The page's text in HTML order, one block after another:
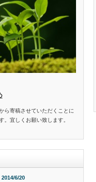
ら寄稿させていただくことに
。宜しくお願い致します。
2014/6/20